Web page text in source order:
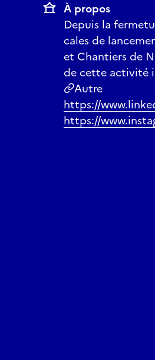
À propos
Depuis la
cales de
et Chantiers de
de cette activité
Autre
https://
https://